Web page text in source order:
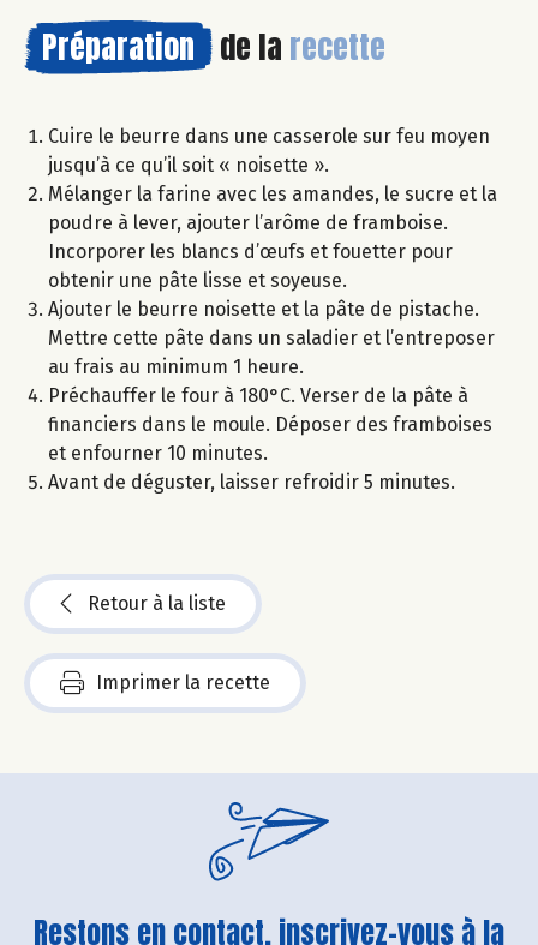
Préparation de la recette
Cuire le beurre dans une casserole sur feu moyen
jusqu’à ce qu’il soit « noisette ».
Mélanger la farine avec les amandes, le sucre et la
poudre à lever, ajouter l’arôme de framboise.
Incorporer les blancs d’œufs et fouetter pour
obtenir une pâte lisse et soyeuse.
Ajouter le beurre noisette et la pâte de pistache.
Mettre cette pâte dans un saladier et l’entreposer
au frais au minimum 1 heure.
Préchauffer le four à 180°C. Verser de la pâte à
financiers dans le moule. Déposer des framboises
et enfourner 10 minutes.
Avant de déguster, laisser refroidir 5 minutes.
Retour à la liste
Imprimer la recette
Restons en contact, inscrivez-vous à la